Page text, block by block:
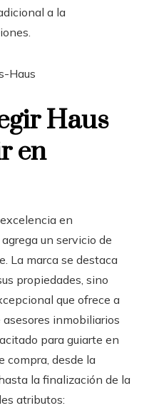
a la
Haus
en
en
agrega un servicio de
La marca se destaca
propiedades, sino
que ofrece a
asesores inmobiliarios
para guiarte en
compra, desde la
la finalización de la
atributos: